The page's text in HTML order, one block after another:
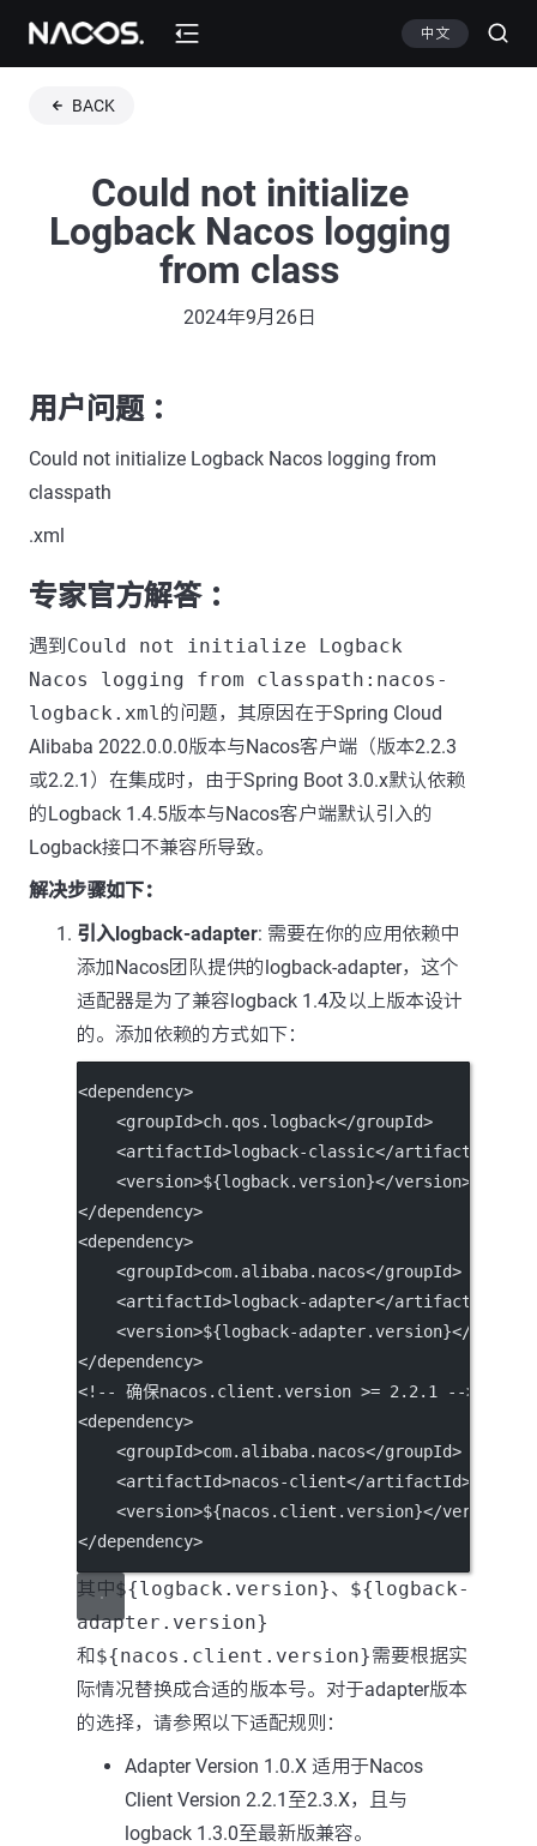
中文
BACK
Could not initialize
Logback Nacos logging
from class
2024年9月26日
用户问题 ：
Could not initialize Logback Nacos logging from
classpath
.xml
专家官方解答 ：
遇到 Could not initialize Logback
Nacos logging from classpath:nacos-
logback.xml的问题，其原因在于Spring Cloud
Alibaba 2022.0.0.0版本与Nacos客户端（版本2.2.3
或2.2.1）在集成时，由于Spring Boot 3.0.x默认依赖
的Logback 1.4.5版本与Nacos客户端默认引入的
Logback接口不兼容所导致。
解决步骤如下：
引入logback-adapter: 需要在你的应用依赖中
添加Nacos团队提供的logback-adapter，这个
适配器是为了兼容logback 1.4及以上版本设计
的。添加依赖的方式如下：
<dependency>
    <
groupId>ch.qos.logback</groupId>
    <
artifactId>logback-classic</artifactId
    <
version>${logback.version}</version>
</dependency>
<dependency>
    <
groupId>com.alibaba.nacos</groupId>
    <
artifactId>logback-adapter</artifactId
    <
version>${logback-adapter.version}</
</dependency>
<!-- 确保nacos.client.version >= 2.2.1 -->
<dependency>
    <
groupId>com.alibaba.nacos</groupId>
    <
artifactId>nacos-client</artifactId>
    <
version>${nacos.client.version}</version
</dependency>
其中${logback.version}、 ${logback-
adapter.version}
和${nacos.client.version}需要根据实
际情况替换成合适的版本号。对于adapter版本
的选择，请参照以下适配规则：
Adapter Version 1.0.X 适用于Nacos
Client Version 2.2.1至2.3.X，且与
logback 1.3.0至最新版兼容。